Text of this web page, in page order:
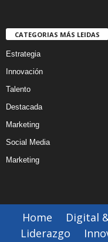
CATEGORIAS MÁS LEIDAS
Estrategia
Innovación
Talento
Destacada
Marketing
Social Media
Marketing
Home Digital
Liderazgo